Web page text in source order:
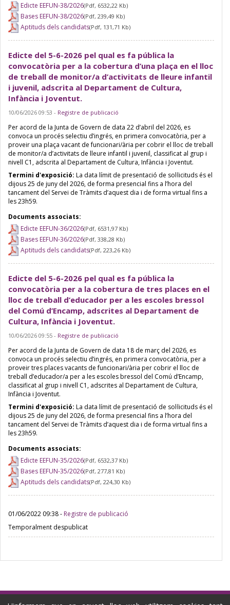
Edicte EEFUN-38/2026(Pdf, 6532,22 Kb)
Bases EEFUN-38/2026(Pdf, 239,49 Kb)
Aptituds dels candidats(Pdf, 131,71 Kb)
Edicte del 5-6-2026 pel qual es fa pública la
convocatòria per a la cobertura d’una plaça en el lloc
de treball de monitor/a d’activitats de lleure infantil
i juvenil, adscrita al Departament de Cultura,
Infància i Joventut.
10/06/2026 09:53 - Registre de publicació
Per acord de la Junta de Govern de data 22 d’abril del 2026, es
convoca un procés selectiu d’ingrés, en primera convocatòria, per a
proveir una plaça vacant de funcionari/ària per cobrir el lloc de treball
de monitor/a d’activitats de lleure infantil i juvenil, classificat al grup i
nivell C1, adscrita al Departament de Cultura, Infància i Joventut.
Termini d'exposició: La data límit de presentació de sol·licituds és el
dijous 25 de juny del 2026, de forma presencial fins a l’hora del
tancament del Servei de Tràmits d’aquest dia i de forma virtual fins a
les 23h59.
Documents associats:
Edicte EEFUN-36/2026(Pdf, 6531,97 Kb)
Bases EEFUN-36/2026(Pdf, 338,28 Kb)
Aptituds dels candidats(Pdf, 223,26 Kb)
Edicte del 5-6-2026 pel qual es fa pública la
convocatòria per a la cobertura de tres places en el
lloc de treball d’educador per a les escoles bressol
del Comú d’Encamp, adscrites al Departament de
Cultura, Infància i Joventut.
10/06/2026 09:55 - Registre de publicació
Per acord de la Junta de Govern de data 18 de març del 2026, es
convoca un procés selectiu d’ingrés, en primera convocatòria, per a
proveir tres places vacants de funcionari/ària per cobrir el lloc de
treball d’educador/a per a les escoles bressol del Comú d’Encamp,
classificat al grup i nivell C1, adscrites al Departament de Cultura,
Infància i Joventut.
Termini d'exposició: La data límit de presentació de sol·licituds és el
dijous 25 de juny del 2026, de forma presencial fins a l’hora del
tancament del Servei de Tràmits d’aquest dia i de forma virtual fins a
les 23h59.
Documents associats:
Edicte EEFUN-35/2026(Pdf, 6532,37 Kb)
Bases EEFUN-35/2026(Pdf, 277,81 Kb)
Aptituds dels candidats(Pdf, 224,30 Kb)
01/06/2022 09:38- Registre de publicació
Temporalment despublicat